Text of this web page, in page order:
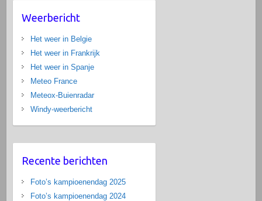
Weerbericht
Het weer in Belgie
Het weer in Frankrijk
Het weer in Spanje
Meteo France
Meteox-Buienradar
Windy-weerbericht
Recente berichten
Foto’s kampioenendag 2025
Foto’s kampioenendag 2024